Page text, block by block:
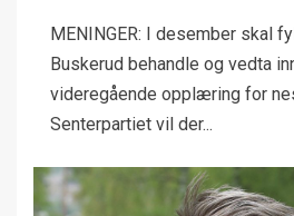
MENINGER: I desember skal
Buskerud behandle og vedta
videregående opplæring for
Senterpartiet vil der...